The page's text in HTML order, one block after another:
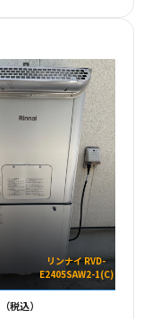
リンナイ RVD-
E2405SAW2-1(C)
（税込）